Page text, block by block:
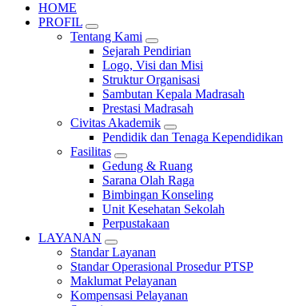
HOME
PROFIL
Tentang Kami
Sejarah Pendirian
Logo, Visi dan Misi
Struktur Organisasi
Sambutan Kepala Madrasah
Prestasi Madrasah
Civitas Akademik
Pendidik dan Tenaga Kependidikan
Fasilitas
Gedung & Ruang
Sarana Olah Raga
Bimbingan Konseling
Unit Kesehatan Sekolah
Perpustakaan
LAYANAN
Standar Layanan
Standar Operasional Prosedur PTSP
Maklumat Pelayanan
Kompensasi Pelayanan